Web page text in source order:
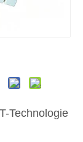
Technologie